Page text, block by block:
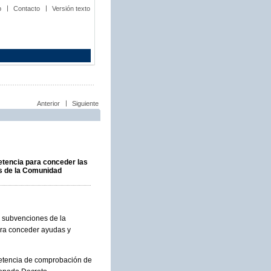
Contacto Versión texto
Anterior Siguiente
para conceder las
de la Comunidad
subvenciones de la
conceder ayudas y
de comprobación de